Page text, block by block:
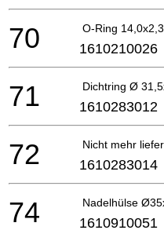
O-Ring
70 1610210026
Dichtring Ø
71 1610283012
Nicht mehr
72 1610283014
Nadelhülse
74 1610910051